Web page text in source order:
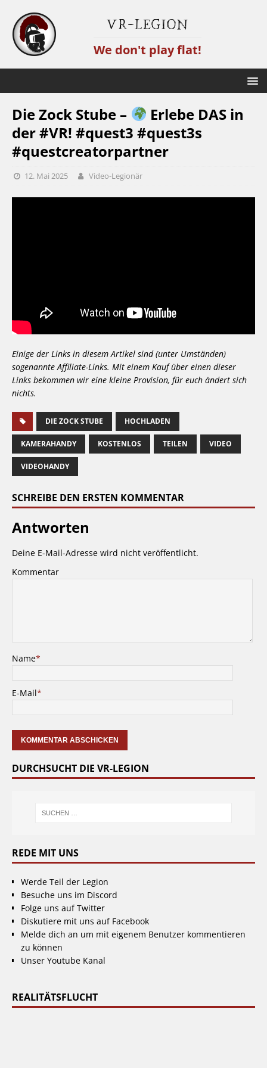
VR-Legion
We don't play flat!
Die Zock Stube –
Erlebe DAS in
der #VR! #quest3 #quest3s
#questcreatorpartner
12. Mai 2025 Video-Legionär
Einige der Links in diesem Artikel sind (unter Umständen)
sogenannte Affiliate-Links. Mit einem Kauf über einen dieser
Links bekommen wir eine kleine Provision, für euch ändert sich
nichts.
DIE ZOCK STUBE HOCHLADEN
KAMERAHANDY KOSTENLOS TEILEN VIDEO
VIDEOHANDY
SCHREIBE DEN ERSTEN KOMMENTAR
Antworten
Deine E-Mail-Adresse wird nicht veröffentlicht.
Kommentar
Name*
E-Mail*
DURCHSUCHT DIE VR-LEGION
REDE MIT UNS
Werde Teil der Legion
Besuche uns im Discord
Folge uns auf Twitter
Diskutiere mit uns auf Facebook
Melde dich an um mit eigenem Benutzer kommentieren
zu können
Unser Youtube Kanal
REALITÄTSFLUCHT